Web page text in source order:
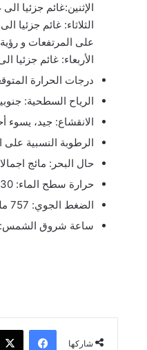
الإثنين:غائم جزئيا
الثلاثاء: غائم
على المرتفعات و
الأربعاء: غائم
درجات الحرارة المتوقعة: على الساحل من 26 الى 34 درجة،
الرياح السطحية: جنوبية
الانقشاع: جيد، يسوء
الرطوبة النسبية على
حال البحر: مائج اجمالا
حرارة سطح الماء: 30 درجة.
الضغط الجوي: 757 ملم زئبق.
ساعة شروق الشمس: 06,06 ساعة غروب الشمس: 19,15.
شاركها
فيسبوك